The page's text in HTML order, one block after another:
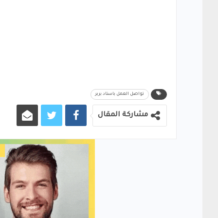
تواصل العمل باستاد بربر
مشاركة المقال